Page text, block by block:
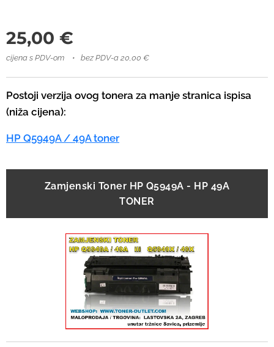
25,00 €
cijena s PDV-om bez PDV-a 20,00 €
Postoji verzija ovog tonera za manje stranica ispisa
(niža cijena):
HP Q5949A / 49A toner
Zamjenski Toner HP Q5949A - HP 49A
TONER